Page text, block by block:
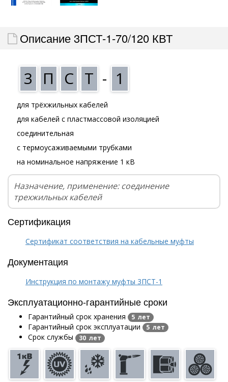
Описание 3ПСТ-1-70/120 КВТ
3 П С Т - 1
для трёхжильных кабелей
для кабелей с пластмассовой изоляцией
соединительная
с термоусаживаемыми трубками
на номинальное напряжение 1 кВ
Назначение, применение: соединение
трехжильных кабелей
Сертификация
Сертификат соответствия на кабельные муфты
Документация
Инструкция по монтажу муфты 3ПСТ-1
Эксплуатационно-гарантийные сроки
Гарантийный срок хранения 5 лет
Гарантийный срок эксплуатации 5 лет
Срок службы 30 лет